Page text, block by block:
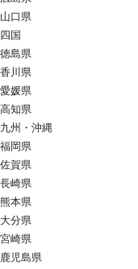
山口県
四国
徳島県
香川県
愛媛県
高知県
九州・沖縄
福岡県
佐賀県
長崎県
熊本県
大分県
宮崎県
鹿児島県